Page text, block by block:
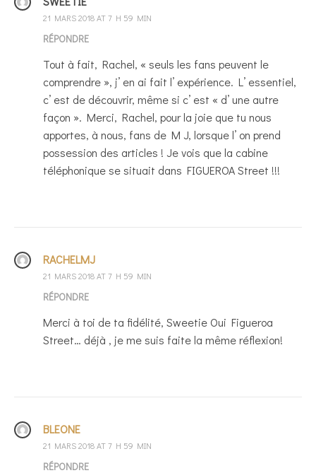
21 MARS 2018 AT 7 H 59 MIN
RÉPONDRE
Tout à fait, Rachel, « seuls les fans peuvent le
comprendre », j’ en ai fait l’ expérience. L’ essentiel,
c’ est de découvrir, même si c’ est « d’ une autre
façon ». Merci, Rachel, pour la joie que tu nous
apportes, à nous, fans de M J, lorsque l’ on prend
possession des articles ! Je vois que la cabine
téléphonique se situait dans FIGUEROA Street !!!
RACHELMJ
21 MARS 2018 AT 7 H 59 MIN
RÉPONDRE
Merci à toi de ta fidélité, Sweetie Oui Figueroa
Street… déjà , je me suis faite la même réflexion!
BLEONE
21 MARS 2018 AT 7 H 59 MIN
RÉPONDRE